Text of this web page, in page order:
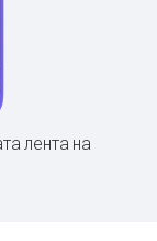
лента на